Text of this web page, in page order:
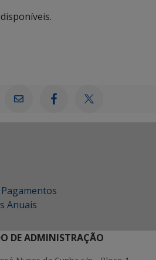
Anuais
DE ADMINISTRAÇÃO